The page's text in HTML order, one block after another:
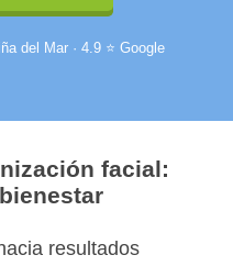
del Mar · 4.9 ⭐ Google
facial:
resultados